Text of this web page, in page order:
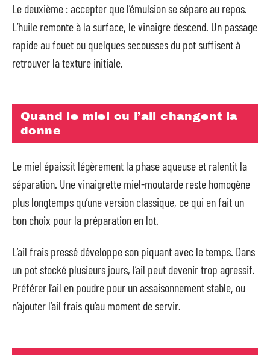
Le deuxième : accepter que l’émulsion se sépare au repos.
L’huile remonte à la surface, le vinaigre descend. Un passage
rapide au fouet ou quelques secousses du pot suffisent à
retrouver la texture initiale.
Quand le miel ou l’ail changent la
donne
Le miel épaissit légèrement la phase aqueuse et ralentit la
séparation. Une vinaigrette miel-moutarde reste homogène
plus longtemps qu’une version classique, ce qui en fait un
bon choix pour la préparation en lot.
L’ail frais pressé développe son piquant avec le temps. Dans
un pot stocké plusieurs jours, l’ail peut devenir trop agressif.
Préférer l’ail en poudre pour un assaisonnement stable, ou
n’ajouter l’ail frais qu’au moment de servir.